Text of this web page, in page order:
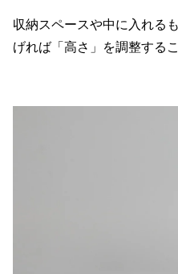
収納スペースや中に入れる
げれば「高さ」を調整する